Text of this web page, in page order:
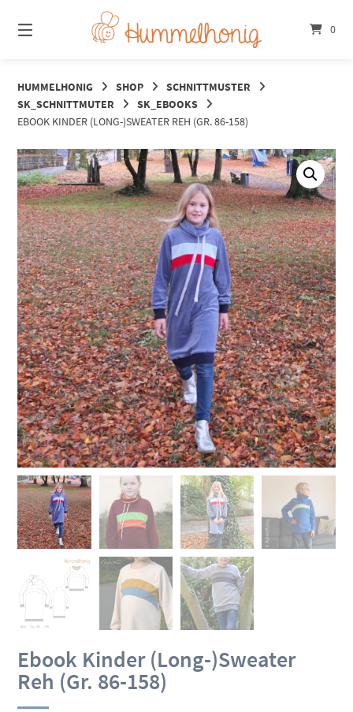
zum
Inhalt
0
HUMMELHONIG SHOP
SCHNITTMUSTER
SK_SCHNITTMUTER
SK_EBOOKS
EBOOK KINDER (LONG-)SWEATER REH (GR. 86-158)
Ebook Kinder (Long-)Sweater
Reh (Gr. 86-158)